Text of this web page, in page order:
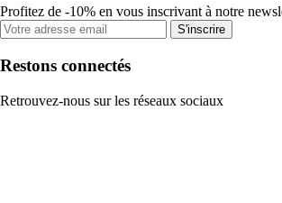
Profitez de -10% en vous inscrivant à notre
S'inscrire
Restons connectés
Retrouvez-nous sur les réseaux sociaux